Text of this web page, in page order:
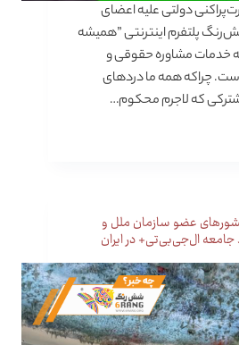
دولتی علیه اعضای
پلتفرم اینترنتی ”همیشه
خدمات مشاوره حقوقی و
است. چراکه همه ما دردهای
که لاجرم محکوم…
کشورهای عضو سازمان ملل و
ال‌جی‌بی‌تی+ در ایران